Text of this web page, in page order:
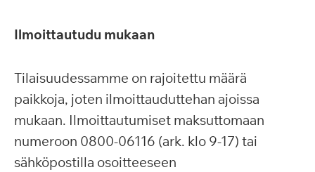
Ilmoittautudu mukaan
Tilaisuudessamme on rajoitettu määrä
paikkoja, joten ilmoittauduttehan ajoissa
mukaan. Ilmoittautumiset maksuttomaan
numeroon 0800-06116 (ark. klo 9-17) tai
sähköpostilla osoitteeseen